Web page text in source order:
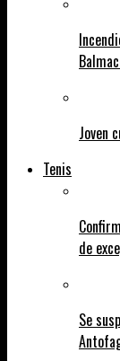
Joven
Tenis
de
Se